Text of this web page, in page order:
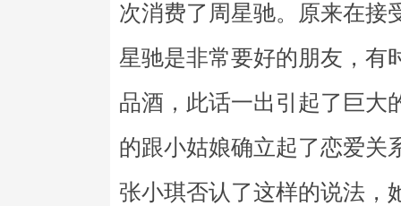
次消费了周星驰。原来在接
星驰是非常要好的朋友，有
品酒，此话一出引起了巨大
的跟小姑娘确立起了恋爱关
张小琪否认了这样的说法，